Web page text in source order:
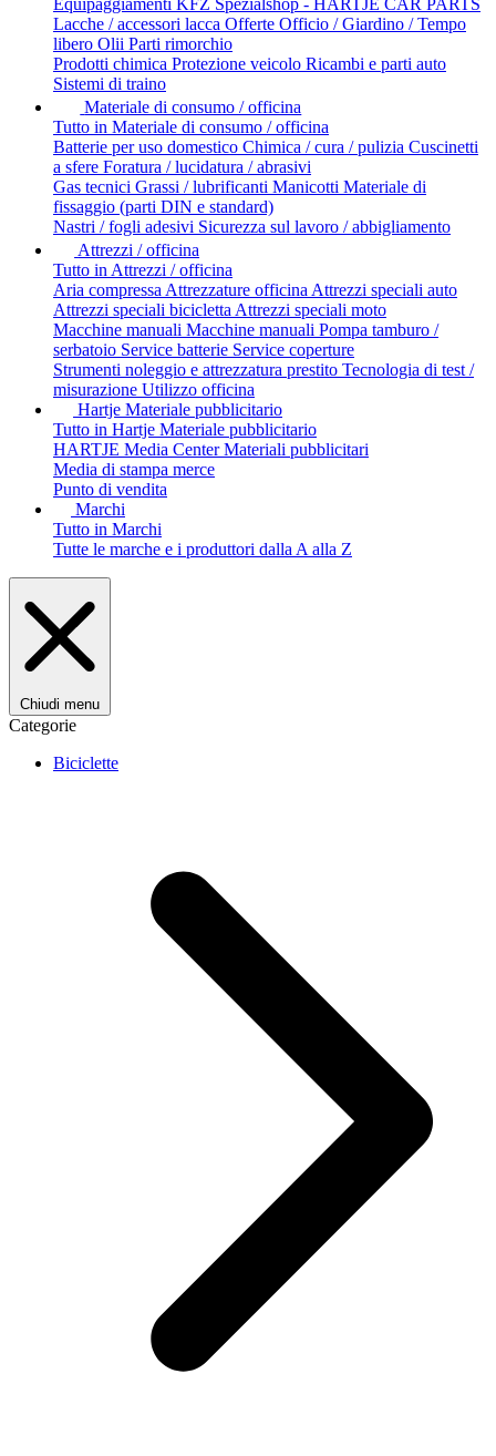
Equipaggiamenti KFZ Spezialshop - HARTJE CAR PARTS
Lacche / accessori lacca Offerte Officio / Giardino / Tempo
libero Olii Parti rimorchio
Prodotti chimica Protezione veicolo Ricambi e parti auto
Sistemi di traino
Materiale di consumo / officina
Tutto in Materiale di consumo / officina
Batterie per uso domestico Chimica / cura / pulizia Cuscinetti
a sfere Foratura / lucidatura / abrasivi
Gas tecnici Grassi / lubrificanti Manicotti Materiale di
fissaggio (parti DIN e standard)
Nastri / fogli adesivi Sicurezza sul lavoro / abbigliamento
Attrezzi / officina
Tutto in Attrezzi / officina
Aria compressa Attrezzature officina Attrezzi speciali auto
Attrezzi speciali bicicletta Attrezzi speciali moto
Macchine manuali Macchine manuali Pompa tamburo /
serbatoio Service batterie Service coperture
Strumenti noleggio e attrezzatura prestito Tecnologia di test /
misurazione Utilizzo officina
Hartje Materiale pubblicitario
Tutto in Hartje Materiale pubblicitario
HARTJE Media Center Materiali pubblicitari
Media di stampa merce
Punto di vendita
Marchi
Tutto in Marchi
Tutte le marche e i produttori dalla A alla Z
Chiudi menu
Categorie
Biciclette